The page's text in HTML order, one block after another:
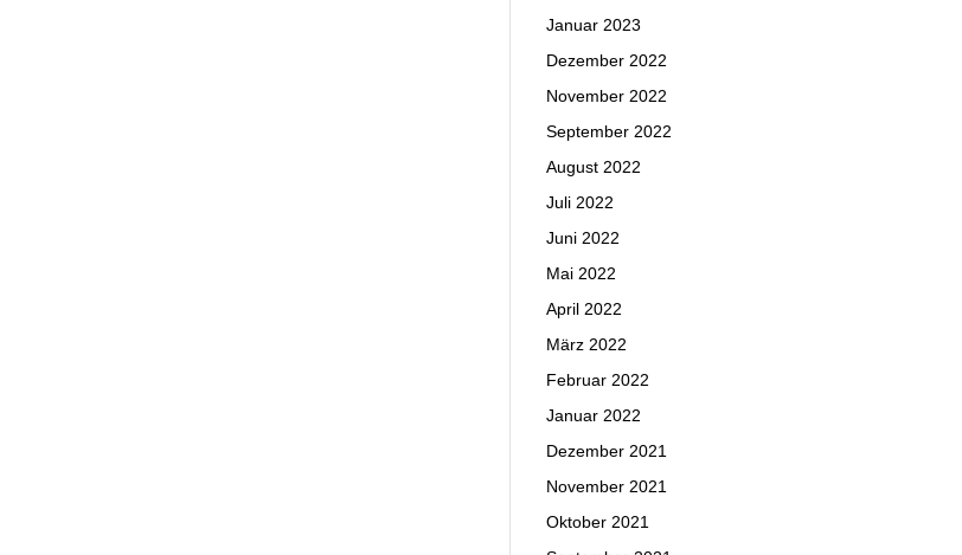
Januar 2023
Dezember 2022
November 2022
September 2022
August 2022
Juli 2022
Juni 2022
Mai 2022
April 2022
März 2022
Februar 2022
Januar 2022
Dezember 2021
November 2021
Oktober 2021